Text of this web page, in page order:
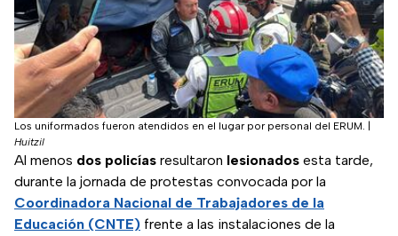
Los uniformados fueron atendidos en el lugar por personal del ERUM.
Huitzil
Al menos dos policías resultaron lesionados esta tarde,
durante la jornada de protestas convocada por la
Coordinadora Nacional de Trabajadores de la
Educación (CNTE) frente a las instalaciones de la